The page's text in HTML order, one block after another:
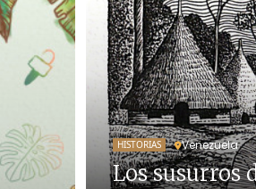
HISTORIAS Venezuela
Los susurros